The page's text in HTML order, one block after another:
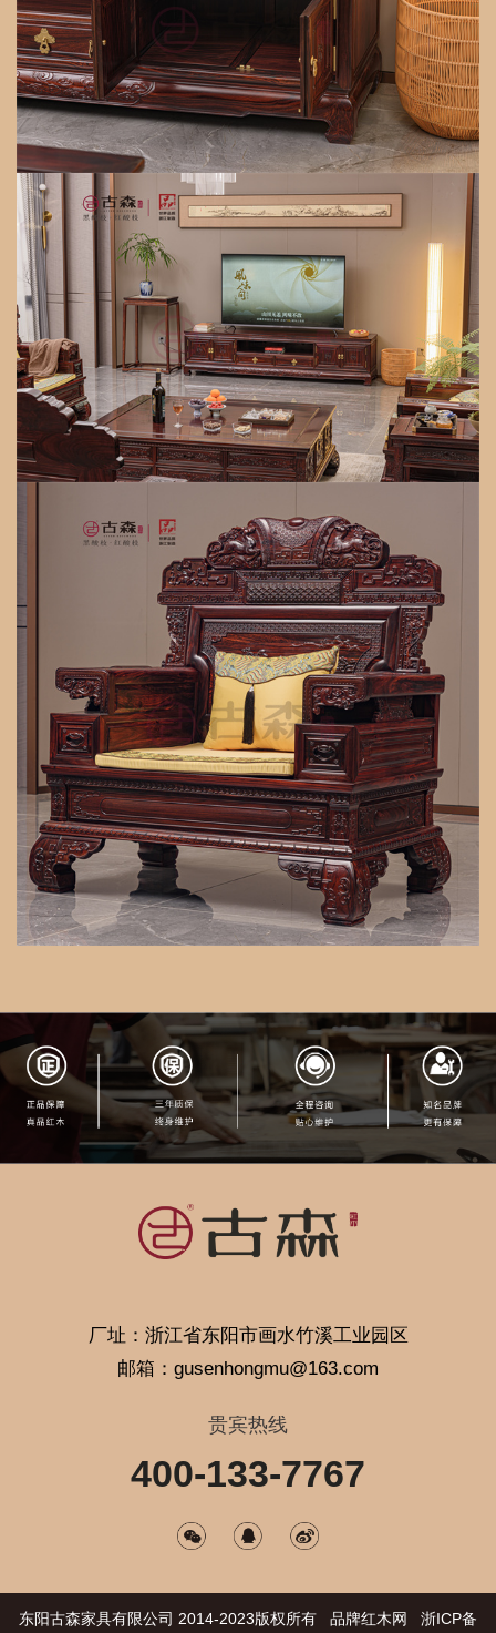
厂址：浙江省东阳市画水竹溪工业园区
邮箱：gusenhongmu@163.com
贵宾热线
400-133-7767
东阳古森家具有限公司 2014-2023版权所有 品牌红木网 浙ICP备